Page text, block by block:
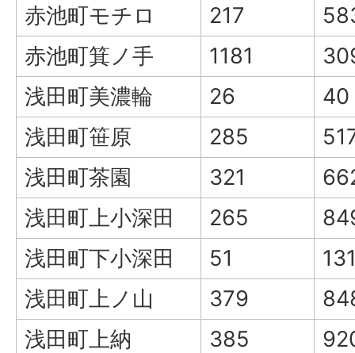
赤池町モチロ
217
赤池町箕ノ手
1181
浅田町美濃輪
26
40
浅田町笹原
285
浅田町茶園
321
浅田町上小深田
265
浅田町下小深田
51
浅田町上ノ山
379
浅田町上納
385